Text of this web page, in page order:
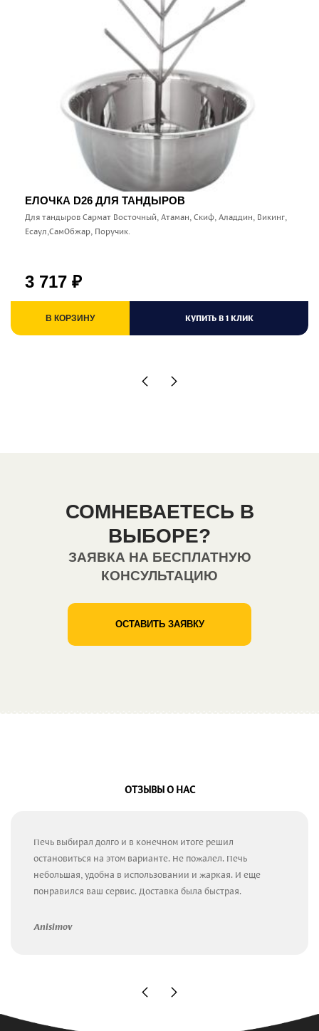
ЕЛОЧКА D26 ДЛЯ ТАНДЫРОВ
Для тандыров Сармат Восточный, Атаман, Скиф, Аладдин, Викинг,
Есаул,СамОбжар, Поручик.
3 717 ₽
В КОРЗИНУ КУПИТЬ В 1 КЛИК
СОМНЕВАЕТЕСЬ В
ВЫБОРЕ?
ЗАЯВКА НА БЕСПЛАТНУЮ
КОНСУЛЬТАЦИЮ
ОСТАВИТЬ ЗАЯВКУ
ОТЗЫВЫ О НАС
Печь выбирал долго и в конечном итоге решил
остановиться на этом варианте. Не пожалел. Печь
небольшая, удобна в использовании и жаркая. И еще
понравился ваш сервис. Доставка была быстрая.
Anisimov